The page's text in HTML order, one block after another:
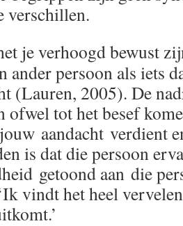
verschillen.
je verhoogd bewust
ander persoon als iets
(Lauren, 2005). De
ofwel tot het besef
aandacht verdient
is dat die persoon
getoond aan die
vindt het heel